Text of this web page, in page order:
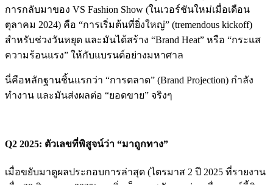
การกลับมาของ VS Fashion Show (ในเวอร์ชันใหม่เมื่อเดือน
ตุลาคม 2024) คือ “การเริ่มต้นที่ยิ่งใหญ่” (tremendous kickoff)
สำหรับช่วงวันหยุด และมันได้สร้าง “Brand Heat” หรือ “กระแส
ความร้อนแรง” ให้กับแบรนด์อย่างมหาศาล
นี่คือหลักฐานชิ้นแรกว่า “การตลาด” (Brand Projection) กำลัง
ทำงาน และมันส่งผลต่อ “ยอดขาย” จริงๆ
Q2 2025: ตัวเลขที่พิสูจน์ว่า “มาถูกทาง”
เมื่อขยับมาดูผลประกอบการล่าสุด (ไตรมาส 2 ปี 2025 ที่รายงาน